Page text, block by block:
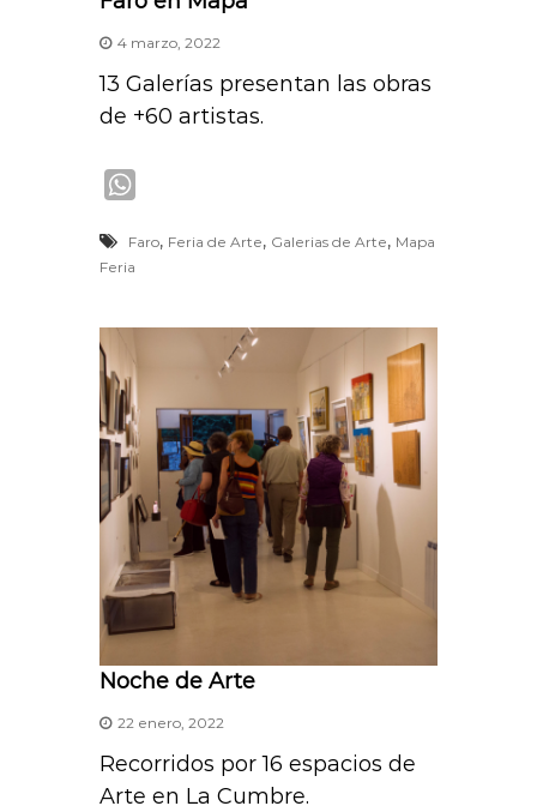
4 marzo, 2022
13 Galerías presentan las obras
de +60 artistas.
a
p
Faro, Feria de Arte, Galerias de Arte, Mapa
Feria
Noche de Arte
22 enero, 2022
Recorridos por 16 espacios de
Arte en La Cumbre.